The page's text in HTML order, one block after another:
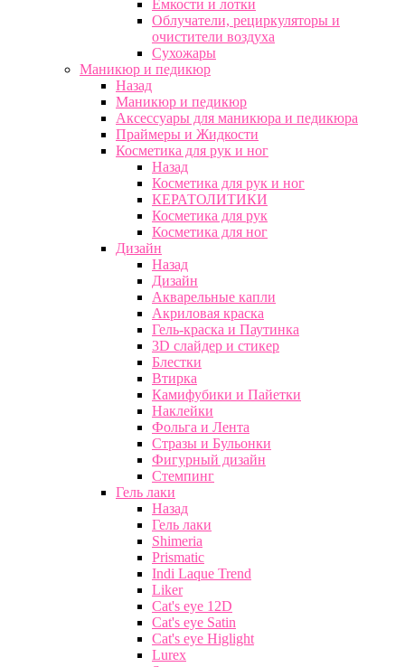
Емкости и лотки
Облучатели, рециркуляторы и
очистители воздуха
Сухожары
Маникюр и педикюр
Назад
Маникюр и педикюр
Аксессуары для маникюра и педикюра
Праймеры и Жидкости
Косметика для рук и ног
Назад
Косметика для рук и ног
КЕРАТОЛИТИКИ
Косметика для рук
Косметика для ног
Дизайн
Назад
Дизайн
Акварельные капли
Акриловая краска
Гель-краска и Паутинка
3D слайдер и стикер
Блестки
Втирка
Камифубики и Пайетки
Наклейки
Фольга и Лента
Стразы и Бульонки
Фигурный дизайн
Стемпинг
Гель лаки
Назад
Гель лаки
Shimeria
Prismatic
Indi Laque Trend
Liker
Cat's eye 12D
Cat's eye Satin
Cat's eye Higlight
Lurex